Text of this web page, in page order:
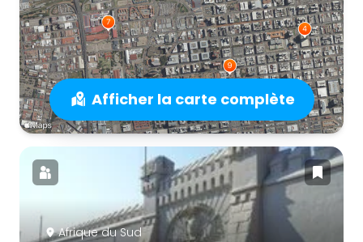
Afficher la carte complète
Afrique du Sud